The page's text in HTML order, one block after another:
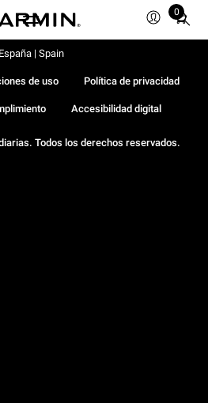
0
Total
Todos los derechos reservados.
de uso Política de privacidad
Accesibilidad digital
España | Spain